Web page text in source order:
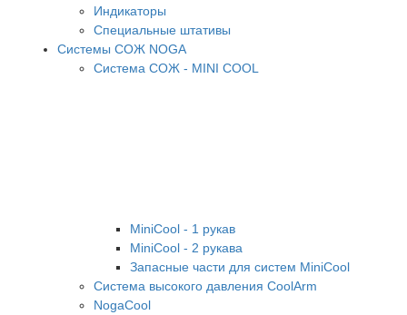
Индикаторы
Специальные штативы
Системы СОЖ NOGA
Система СОЖ - MINI COOL
MiniCool - 1 рукав
MiniCool - 2 рукава
Запасные части для систем MiniCool
Система высокого давления CoolArm
NogaCool